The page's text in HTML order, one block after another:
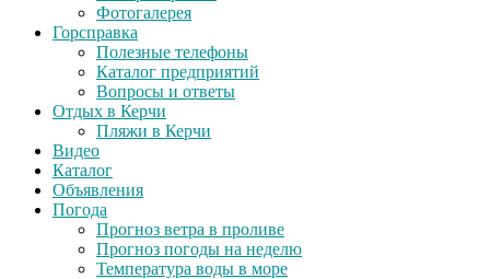
Фотогалерея
Горсправка
Полезные телефоны
Каталог предприятий
Вопросы и ответы
Отдых в Керчи
Пляжи в Керчи
Видео
Каталог
Объявления
Погода
Прогноз ветра в проливе
Прогноз погоды на неделю
Температура воды в море